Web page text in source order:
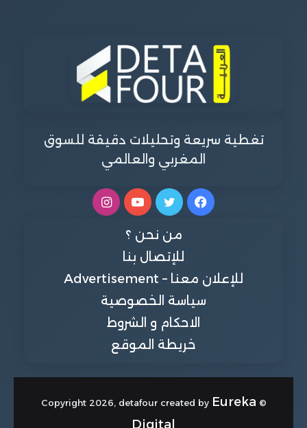
تغطية سريعة وتحليلات دقيقة للسوق
المغربي والعالمي
فيسبوكتويتر يوتيوبانستقرام
من نحن ؟
للإتصال بنا
للإعلان معنا – Advertisement
سياسة الخصوصية
الاحكام و الشروط
خريطة الموقع
© Copyright 2026, detafour created by
Eureka
Digital